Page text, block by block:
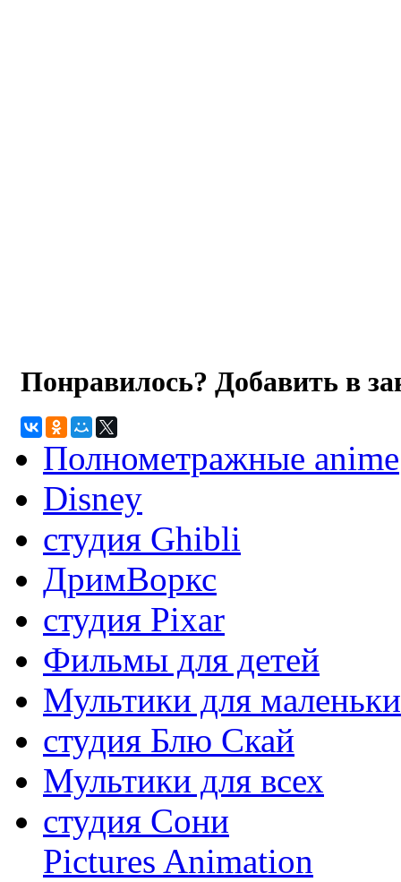
Понравилось? Добавить в
Полнометражные anime
Disney
студия Ghibli
ДримВоркс
студия Pixar
Фильмы для детей
Мультики для
студия Блю Скай
Мультики для всех
студия Сони
Pictures Animation